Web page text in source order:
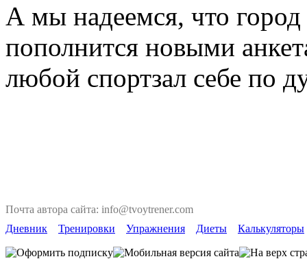
А мы надеемся, что
пополнится новыми
любой спортзал себе по
Почта автора сайта: info@tvoytrener.com
Дневник
Тренировки Упражнения Диеты Калькуляторы